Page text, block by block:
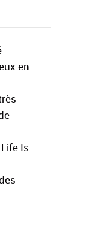
en
Is